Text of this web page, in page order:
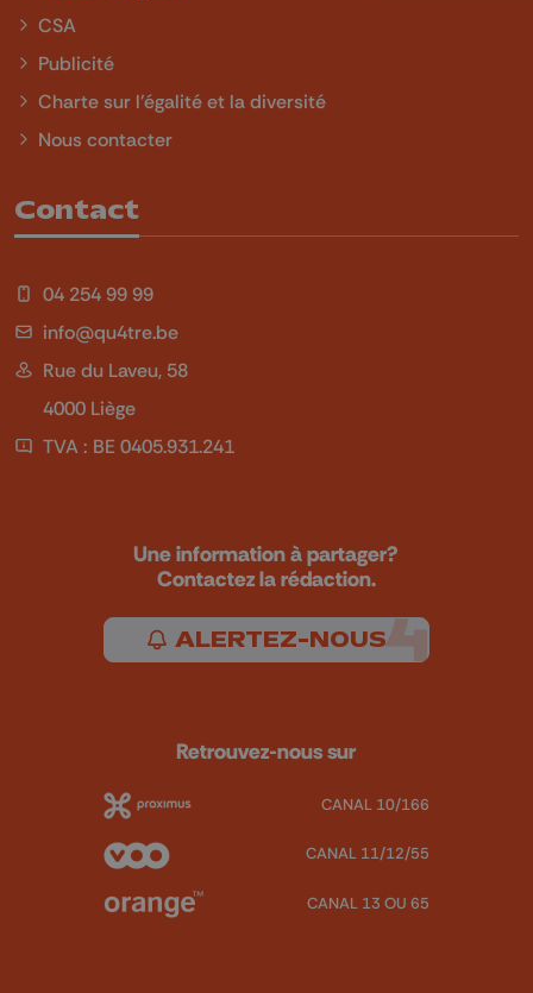
CSA
Publicité
Charte sur l'égalité et la diversité
Nous contacter
Contact
04 254 99 99
info@qu4tre.be
Rue du Laveu, 58
4000 Liège
TVA : BE 0405.931.241
Une information à partager?
Contactez la rédaction.
ALERTEZ-NOUS
Retrouvez-nous sur
CANAL 10/166
CANAL 11/12/55
CANAL 13 OU 65